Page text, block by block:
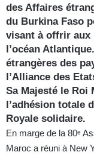
des Affaires
du Burkina Faso
visant à offrir aux
l’océan
étrangères des
l’Alliance des
Sa Majesté le Roi
l’adhésion totale
Royale solidaire.
En marge de la 80ᵉ
Maroc a réuni à New